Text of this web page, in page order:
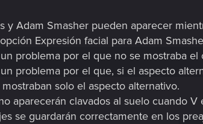
y Adam Smasher pueden aparecer
Expresión facial para Adam
problema por el que no se mostraba
problema por el que, si el aspecto
solo el aspecto alternativo.
aparecerán clavados al suelo cuando
se guardarán correctamente en los